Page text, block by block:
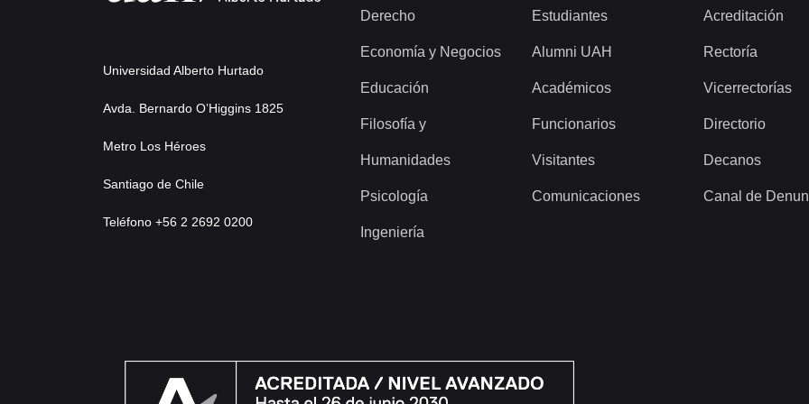
Universidad Alberto Hurtado
Avda. Bernardo O’Higgins 1825
Metro Los Héroes
Santiago de Chile
Teléfono +56 2 2692 0200
Derecho
Economía y Negocios
Educación
Filosofía y
Humanidades
Psicología
Ingeniería
Estudiantes
Alumni UAH
Académicos
Funcionarios
Visitantes
Comunicaciones
Acreditación
Rectoría
Vicerrectorías
Directorio
Decanos
Canal de